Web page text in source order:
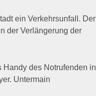
ein Verkehrsunfall. Der
der Verlängerung der
Handy des Notrufenden in
Untermain